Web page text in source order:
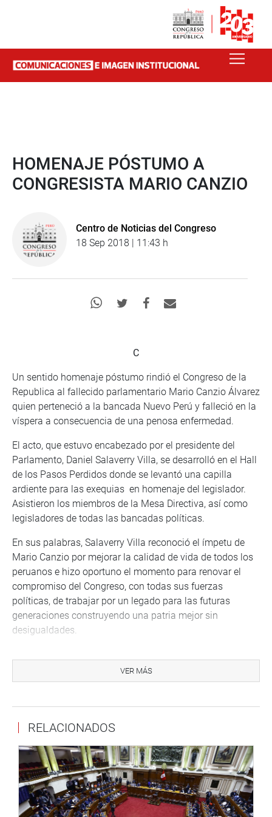
HOMENAJE PÓSTUMO A
CONGRESISTA MARIO CANZIO
Centro de Noticias del Congreso
18 Sep 2018 | 11:43 h
C
Un sentido homenaje póstumo rindió el Congreso de la
Republica al fallecido parlamentario Mario Canzio Álvarez
quien perteneció a la bancada Nuevo Perú y falleció en la
víspera a consecuencia de una penosa enfermedad.
El acto, que estuvo encabezado por el presidente del
Parlamento, Daniel Salaverry Villa, se desarrolló en el Hall
de los Pasos Perdidos donde se levantó una capilla
ardiente para las exequias en homenaje del legislador.
Asistieron los miembros de la Mesa Directiva, así como
legisladores de todas las bancadas políticas.
En sus palabras, Salaverry Villa reconoció el ímpetu de
Mario Canzio por mejorar la calidad de vida de todos los
peruanos e hizo oportuno el momento para renovar el
compromiso del Congreso, con todas sus fuerzas
políticas, de trabajar por un legado para las futuras
generaciones construyendo una patria mejor sin
desigualdades.
estamos aquí y qué es lo que queremos dejar a las
futuras generaciones. Vamos a salir adelante y vamos a
servicio a la patria”, dijo el presidente del Congreso.
Salaverry Villa sostuvo que el Congreso de la República
ha hecho un alto en sus labores para unirse al homenaje
póstumo del fallecido legislador y expresó sus más
sentidas condolencias a la familia por la partida de un
compañero y amigo. “Estamos aquí todos los
VER MÁS
RELACIONADOS